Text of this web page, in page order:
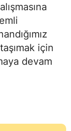
için
devam